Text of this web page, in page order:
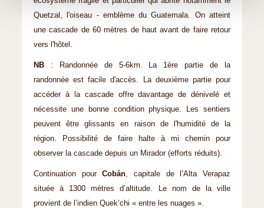
Quetzal, l'oiseau - emblème du Guatemala. On atteint
une cascade de 60 mètres de haut avant de faire retour
vers l'hôtel.
NB : Randonnée de 5-6km. La 1ère partie de la
randonnée est facile d'accès. La deuxième partie pour
accéder à la cascade offre davantage de dénivelé et
nécessite une bonne condition physique. Les sentiers
peuvent être glissants en raison de l'humidité de la
région. Possibilité de faire halte à mi chemin pour
observer la cascade depuis un Mirador (efforts réduits).
Continuation pourCobán, capitale de l’Alta Verapaz
située à 1300 mètres d’altitude. Le nom de la ville
provient de l’indien Quek’chi « entre les nuages ».